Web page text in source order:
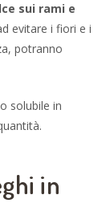
sui rami e
evitare i fiori e i
potranno
solubile in
in